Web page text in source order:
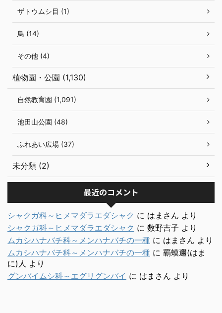
ザトウムシ目 (1)
鳥 (14)
その他 (4)
植物園・公園 (1,130)
自然教育園 (1,091)
池田山公園 (48)
ふれあい広場 (37)
未分類 (2)
最近のコメント
シャクガ科～ヒメマダラエダシャク に はまさん より
シャクガ科～ヒメマダラエダシャク に 数野吉子 より
ムカシハナバチ科～メンハナバチの一種 に はまさん より
ムカシハナバチ科～メンハナバチの一種 に 覇蟆邇(はま
に)人 より
グンバイムシ科～エグリグンバイ に はまさん より